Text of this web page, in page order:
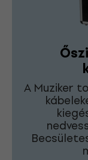
A Muziker